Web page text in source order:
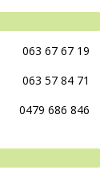
063 67 67 19
063 57 84 71
0479 686 846